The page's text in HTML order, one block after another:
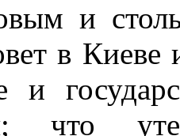
и
в Киеве
и
что